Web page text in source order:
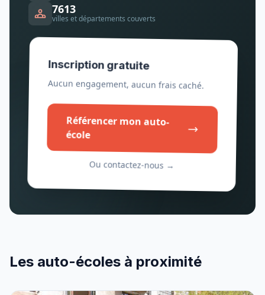
7613
villes et départements couverts
Inscription gratuite
Aucun engagement, aucun frais caché.
Référencer mon auto-
école
Ou contactez-nous →
Les auto-écoles à proximité